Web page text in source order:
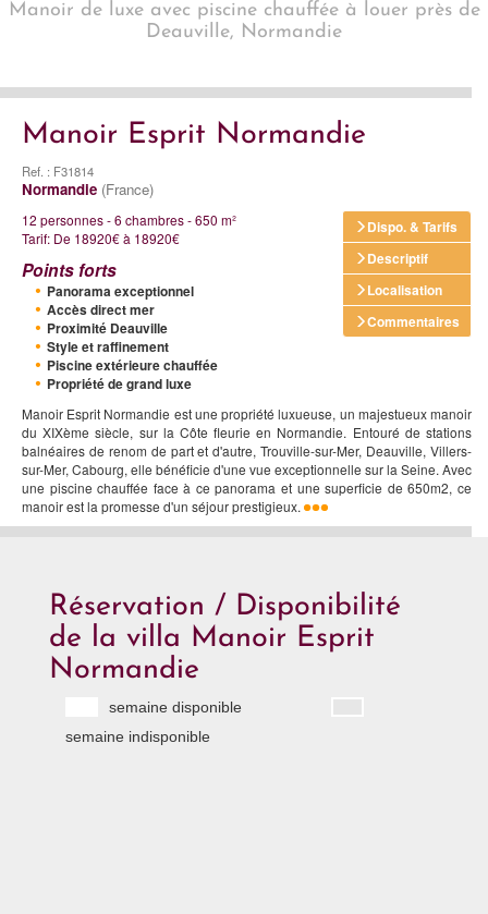
Manoir de luxe avec piscine chauffée à louer près de
Deauville, Normandie
Manoir Esprit Normandie
Ref. : F31814
Normandie (France)
Dispo. & Tarifs
Descriptif
Localisation
Commentaires
12 personnes - 6 chambres - 650 m²
Tarif: De 18920€ à 18920€
Points forts
Panorama exceptionnel
Accès direct mer
Proximité Deauville
Style et raffinement
Piscine extérieure chauffée
Propriété de grand luxe
Manoir Esprit Normandie est une propriété luxueuse, un majestueux manoir
du XIXème siècle, sur la Côte fleurie en Normandie. Entouré de stations
balnéaires de renom de part et d'autre, Trouville-sur-Mer, Deauville, Villers-
sur-Mer, Cabourg, elle bénéficie d'une vue exceptionnelle sur la Seine. Avec
une piscine chauffée face à ce panorama et une superficie de 650m2, ce
manoir est la promesse d'un séjour prestigieux.
Réservation / Disponibilité
de la villa Manoir Esprit
Normandie
semaine disponible
semaine indisponible